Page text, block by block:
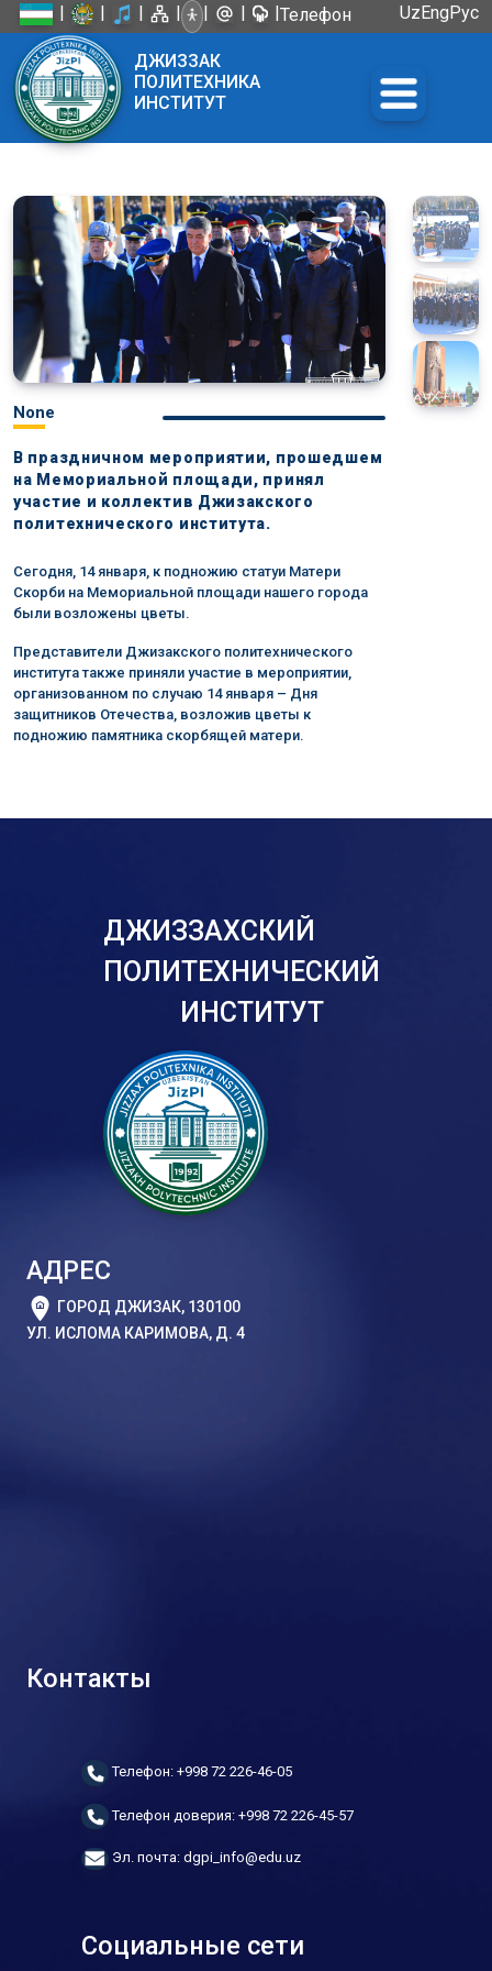
| | | | | | |Телефон
UzEngРус
ДЖИЗЗАК
ПОЛИТЕХНИКА
ИНСТИТУТ
None
В праздничном мероприятии, прошедшем
на Мемориальной площади, принял
участие и коллектив Джизакского
политехнического института.
Сегодня, 14 января, к подножию статуи Матери
Скорби на Мемориальной площади нашего города
были возложены цветы.
Представители Джизакского политехнического
института также приняли участие в мероприятии,
организованном по случаю 14 января – Дня
защитников Отечества, возложив цветы к
подножию памятника скорбящей матери.
ДЖИЗЗАХСКИЙ
ПОЛИТЕХНИЧЕСКИЙ
ИНСТИТУТ
АДРЕС
ГОРОД ДЖИЗАК, 130100
УЛ. ИСЛОМА КАРИМОВА, Д. 4
Контакты
Телефон: +998 72 226-46-05
Телефон доверия: +998 72 226-45-57
Эл. почта: dgpi_info@edu.uz
Социальные сети